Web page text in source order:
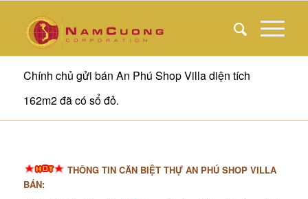
Chính chủ gửi bán An Phú Shop Villa diện tích
162m2 đã có sổ đỏ.
THÔNG TIN CĂN BIỆT THỰ AN PHÚ SHOP VILLA
BÁN: